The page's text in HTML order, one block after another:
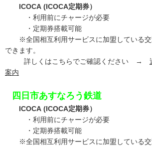
ICOCA (ICOCA定期券）
・利用前にチャージが必要
・定期券搭載可能
※全国相互利用サービスに加盟している交
できます。
詳しくはこちらでご確認ください →
案内
四日市あすなろう鉄道
ICOCA (ICOCA定期券）
・利用前にチャージが必要
・定期券搭載可能
※全国相互利用サービスに加盟している交